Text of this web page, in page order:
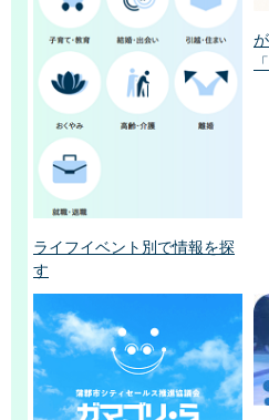
ライフイベント別で情報を探
す